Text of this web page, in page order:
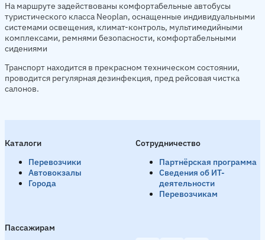
На маршруте задействованы комфортабельные автобусы
туристического класса Neoplan, оснащенные индивидуальными
системами освещения, климат-контроль, мультимедийными
комплексами, ремнями безопасности, комфортабельными
сидениями
Транспорт находится в прекрасном техническом состоянии,
проводится регулярная дезинфекция, пред рейсовая чистка
салонов.
Каталоги
Перевозчики
Автовокзалы
Города
Пассажирам
Сотрудничество
Партнёрская программа
Сведения об ИТ-
деятельности
Перевозчикам